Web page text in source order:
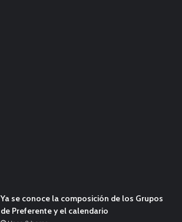
Ya se conoce la composición de los Grupos
de Preferente y el calendario